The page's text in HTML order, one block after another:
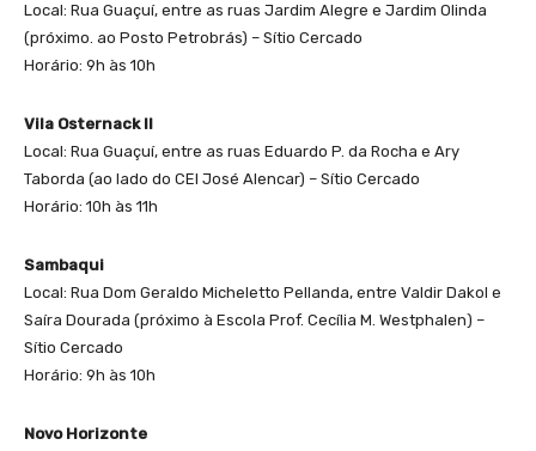
Local: Rua Guaçuí, entre as ruas Jardim Alegre e Jardim Olinda
(próximo. ao Posto Petrobrás) – Sítio Cercado
Horário: 9h às 10h
Vila Osternack II
Local: Rua Guaçuí, entre as ruas Eduardo P. da Rocha e Ary
Taborda (ao lado do CEI José Alencar) – Sítio Cercado
Horário: 10h às 11h
Sambaqui
Local: Rua Dom Geraldo Micheletto Pellanda, entre Valdir Dakol e
Saíra Dourada (próximo à Escola Prof. Cecília M. Westphalen) –
Sítio Cercado
Horário: 9h às 10h
Novo Horizonte